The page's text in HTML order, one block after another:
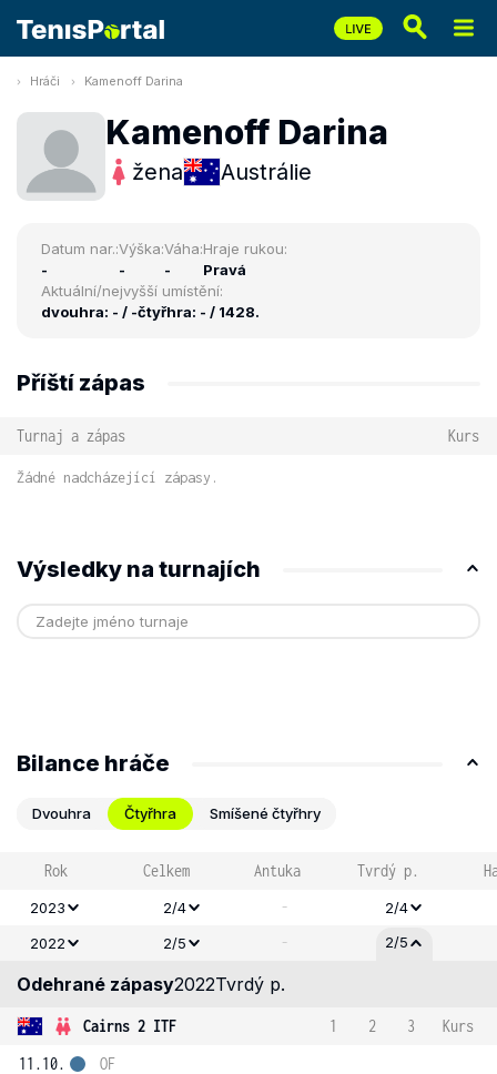
Hráči Kamenoff Darina
Kamenoff Darina
žena Austrálie
Datum nar.:
-
Výška:
-
Váha:
-
Hraje rukou:
Pravá
Aktuální/nejvyšší umístění:
dvouhra: - / -čtyřhra: - / 1428.
Příští zápas
Turnaj a zápas Kurs
Žádné nadcházející zápasy.
Výsledky na turnajích
Bilance hráče
Dvouhra Čtyřhra Smíšené čtyřhry
Rok Celkem Antuka Tvrdý p.
2023 2/4 -
2/4
2022
2/5 - 2/5
Odehrané zápasy2022Tvrdý p.
Cairns 2 ITF 1 2 3
Kurs
11.10.
OF